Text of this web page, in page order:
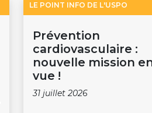
LE POINT INFO DE L'USPO
Prévention
cardiovasculaire :
nouvelle mission
vue !
31 juillet 2026